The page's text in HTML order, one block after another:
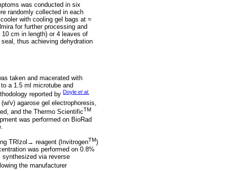
was conducted in six
randomly collected in each
with cooling gel bags at ≈
for further processing and
cm in length) or 4 leaves of
thus achieving dehydration
taken and macerated with
a 1.5 ml microtube and
reported by Doyle et al.
v) agarose gel electrophoresis,
and the Thermo ScientificTM
was performed on BioRad
TRIzol→ reagent (InvitrogenTM)
was performed on 0.8%
synthesized via reverse
the manufacturer